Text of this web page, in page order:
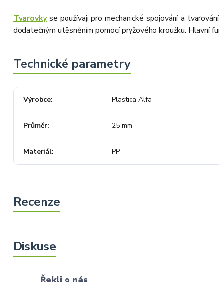
Tvarovkyse používají pro mechanické spojování a
dodatečným utěsněním pomocí pryžového kroužku. Hlavní
Výrobce Plastica Alfa
Průměr 25 mm
Materiál PP
Řekli o nás